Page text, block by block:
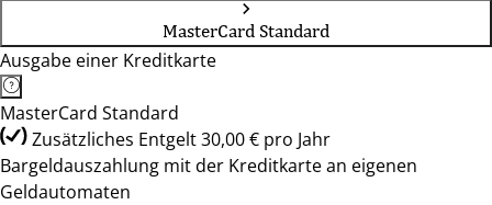
MasterCard Standard
Ausgabe einer Kreditkarte
MasterCard Standard
Zusätzliches Entgelt 30,00 € pro Jahr
Bargeldauszahlung mit der Kreditkarte an eigenen
Geldautomaten